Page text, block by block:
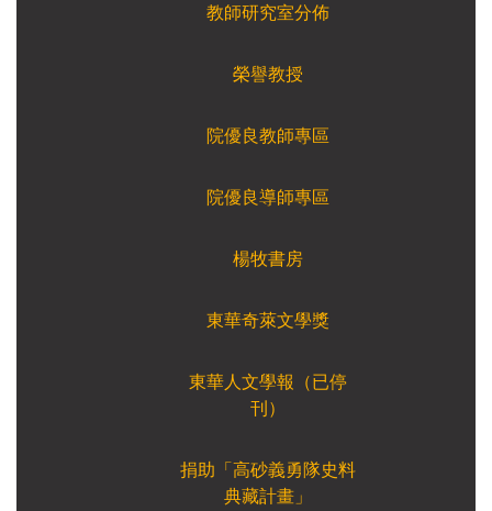
教師研究室分佈
榮譽教授
院優良教師專區
院優良導師專區
楊牧書房
東華奇萊文學獎
東華人文學報（已停
刊）
捐助「高砂義勇隊史料
典藏計畫」